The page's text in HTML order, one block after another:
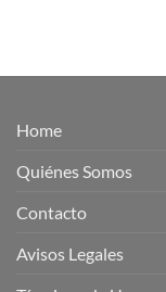
Home
Quiénes Somos
Contacto
Avisos Legales